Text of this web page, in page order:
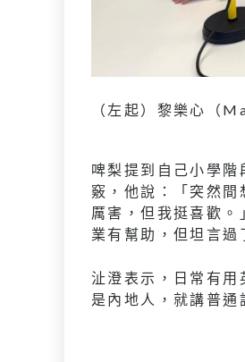
（左起）黎樂心（
啤梨提到自己小學
竅，他說：「突然
厲害，但我挺喜歡
業有幫助，但坦言過
沚澄表示，日常有
是內地人，就講普通